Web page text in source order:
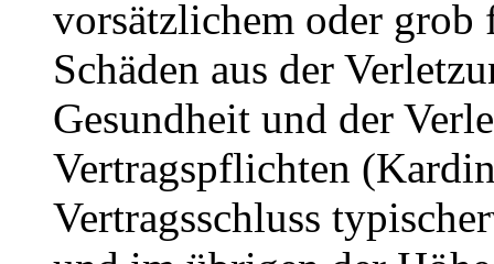
vorsätzlichem oder grob
Schäden aus der
Gesundheit und der
Vertragspflichten
Vertragsschluss